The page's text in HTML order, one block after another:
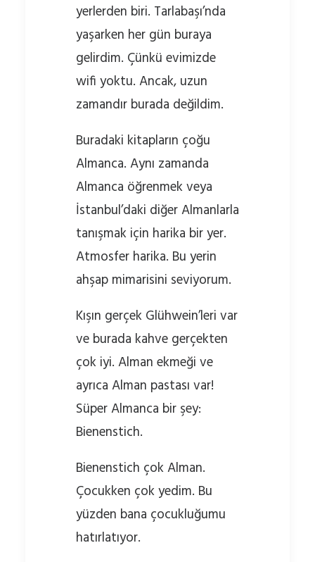
yerlerden biri. Tarlabaşı’nda
yaşarken her gün buraya
gelirdim. Çünkü evimizde
wifi yoktu. Ancak, uzun
zamandır burada değildim.
Buradaki kitapların çoğu
Almanca. Aynı zamanda
Almanca öğrenmek veya
İstanbul’daki diğer Almanlarla
tanışmak için harika bir yer.
Atmosfer harika. Bu yerin
ahşap mimarisini seviyorum.
Kışın gerçek Glühwein’leri var
ve burada kahve gerçekten
çok iyi. Alman ekmeği ve
ayrıca Alman pastası var!
Süper Almanca bir şey:
Bienenstich.
Bienenstich çok Alman.
Çocukken çok yedim. Bu
yüzden bana çocukluğumu
hatırlatıyor.